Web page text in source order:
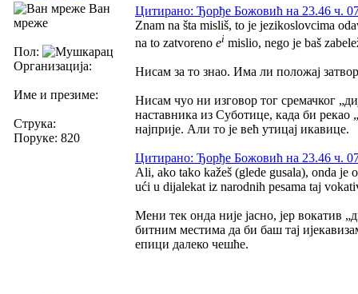
Ван
мреже
Пол:
Организација:
Име и презиме:
Струка:
Поруке: 820
Цитирано: Ђорђе Божовић на 23.46 ч.
Znam na šta misliš, to je jezikoslovcima
na to zatvoreno ei mislio, nego je baš
Нисам за то знао. Има ли положај
Нисам чуо ни изговор тог сремачког
наставника из Суботице, када би рекао
најприје. Али то је већ утицај икавице.
Цитирано: Ђорђе Божовић на 23.46 ч.
Ali, ako tako kažeš (glede gusala), onda
ući u dijalekat iz narodnih pesama taj
Мени тек онда није јасно, јер вокатив
битним местима да би баш тај
епици далеко чешће.